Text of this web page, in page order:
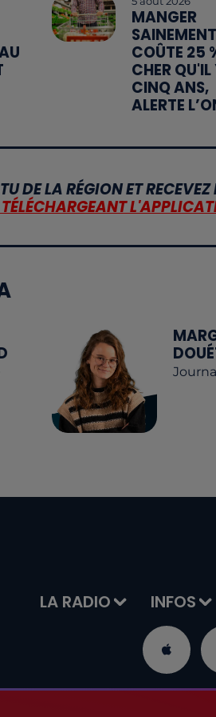
MANGER
SAINEMENT
COÛTE 25
CHER
CINQ ANS,
ALERTE
DE LA RÉGION ET
LA RADIO INFOS